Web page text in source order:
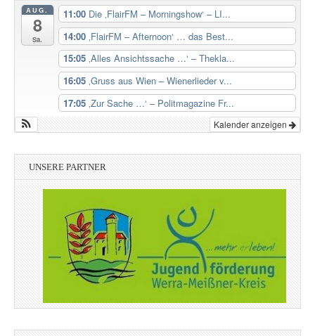
AUG.
8
Sa.
11:00 Die ‚FlairFM – Morningshow‘ – LI...
14:00 ‚FlairFM – Afternoon‘ … das Best...
15:05 ‚Alles Ansichtssache …‘ – Thekla...
16:05 ‚Gruss aus Wien – Wienerlieder v...
17:05 ‚Zur Sache …‘ – Politmagazine Fr...
Kalender anzeigen
UNSERE PARTNER